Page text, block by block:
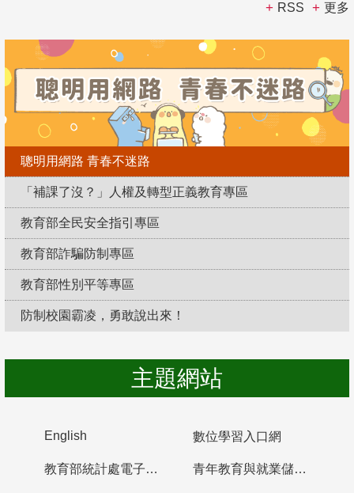
RSS 更多
聰明用網路 青春不迷路
「補課了沒？」人權及轉型正義教育專區
教育部全民安全指引專區
教育部詐騙防制專區
教育部性別平等專區
防制校園霸凌，勇敢說出來！
主題網站
English 數位學習入口網
教育部統計處電子書櫃 青年教育與就業儲蓄帳戶